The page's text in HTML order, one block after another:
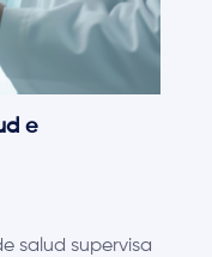
e
salud supervisa